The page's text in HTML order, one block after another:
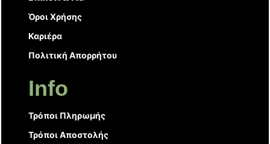
Όροι Χρήσης
Καριέρα
Πολιτική Απορρήτου
Info
Τρόποι Πληρωμής
Τρόποι Αποστολής